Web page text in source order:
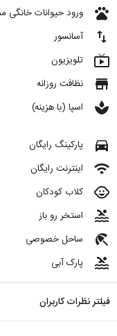
pets ورود حیوانات خانگی
import_export آسانسور
live_tv تلویزیون
store نظافت روزانه
spa اسپا (با هزینه)
directions_car پارکینگ رایگان
wifi اینترنت رایگان
child_care کلاب کودکان
pool استخر رو باز
beach_access ساحل خصوصی
pool پارک آبی
فیلتر نظرات کاربران